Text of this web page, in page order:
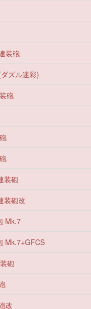
装砲
ズル迷彩)
砲
装砲
装砲改
Mk.7
Mk.7+GFCS
砲
改